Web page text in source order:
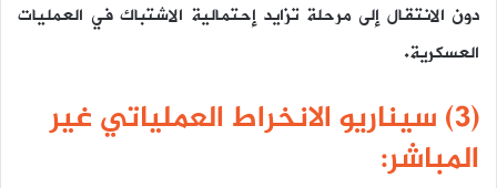
دون الانتقال إلى مرحلة تزايد إحتمالية الاشتباك في العمليات
العسكرية.
(3) سيناريو الانخراط العملياتي غير
المباشر: